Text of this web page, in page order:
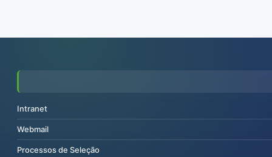
Intranet
Webmail
Processos de Seleção